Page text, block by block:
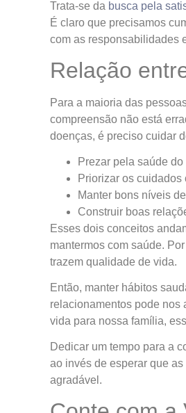
Trata-se da busca pela
É claro que precisamos
com as responsabilidades
Relação
Para a maioria das
compreensão não está
doenças, é preciso cuidar
Prezar pela saúde
Priorizar os cuidados
Manter bons níveis
Construir boas
Esses dois conceitos
mantermos com saúde.
trazem qualidade de vida.
Então, manter hábitos
relacionamentos pode nos
vida para nossa família,
Dedicar um tempo para a
ao invés de esperar que
agradável.